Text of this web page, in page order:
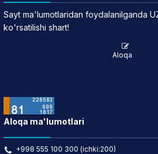
Sayt ma'lumotlaridan foydalanilganda
ko'rsatilishi shart!
Aloqa
Aloqa ma'lumotlari
+998 555 100 300 (ichki:200)